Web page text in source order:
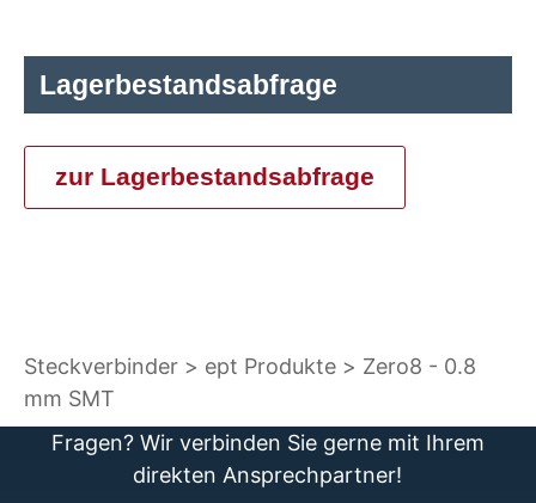
Lagerbestandsabfrage
zur Lagerbestandsabfrage
Steckverbinder ept Produkte
Zero8 - 0.8
mm SMT
Fragen? Wir verbinden Sie gerne mit Ihrem
direkten Ansprechpartner!